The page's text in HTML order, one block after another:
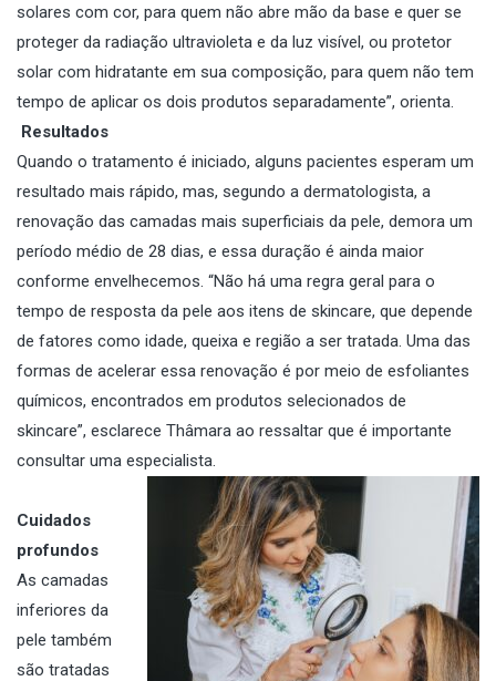
solares com cor, para quem não abre mão da base e quer se
proteger da radiação ultravioleta e da luz visível, ou protetor
solar com hidratante em sua composição, para quem não tem
tempo de aplicar os dois produtos separadamente”, orienta.
Resultados
Quando o tratamento é iniciado, alguns pacientes esperam um
resultado mais rápido, mas, segundo a dermatologista, a
renovação das camadas mais superficiais da pele, demora um
período médio de 28 dias, e essa duração é ainda maior
conforme envelhecemos. “Não há uma regra geral para o
tempo de resposta da pele aos itens de skincare, que depende
de fatores como idade, queixa e região a ser tratada. Uma das
formas de acelerar essa renovação é por meio de esfoliantes
químicos, encontrados em produtos selecionados de
skincare”, esclarece Thâmara ao ressaltar que é importante
consultar uma especialista.
Cuidados
profundos
As camadas
inferiores da
pele também
são tratadas